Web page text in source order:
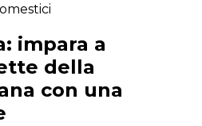
impara a
della
con una